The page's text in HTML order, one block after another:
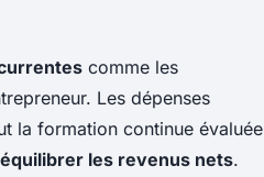
comme les
Les dépenses
la formation continue évaluée
équilibrer les revenus nets.